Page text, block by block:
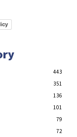
443
351
136
101
79
72